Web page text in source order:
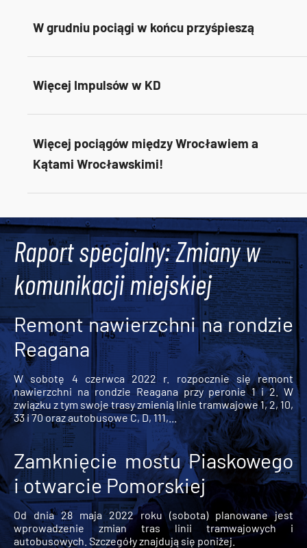
W grudniu pociągi w końcu przyśpieszą
Więcej Impulsów w KD
Więcej pociągów między Wrocławiem a
Kątami Wrocławskimi!
Raport specjalny: Zmiany w
komunikacji miejskiej
Remont nawierzchni na rondzie
Reagana
W sobotę 4 czerwca 2022 r. rozpocznie się remont
nawierzchni na rondzie Reagana przy peronie 1 i 2. W
związku z tym swoje trasy zmienią linie tramwajowe 1, 2, 10,
33 i 70 oraz autobusowe C, D, 111,...
Zamknięcie mostu Piaskowego
i otwarcie Pomorskiej
Od dnia 28 maja 2022 roku (sobota) planowane jest
wprowadzenie zmian tras linii tramwajowych i
autobusowych. Szczegóły znajdują się poniżej.